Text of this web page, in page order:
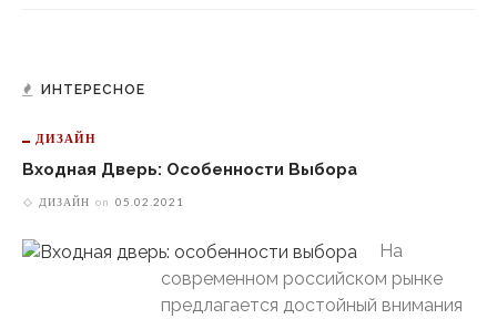
ИНТЕРЕСНОЕ
ДИЗАЙН
Входная Дверь: Особенности Выбора
ДИЗАЙН on 05.02.2021
На
современном российском рынке
предлагается достойный внимания